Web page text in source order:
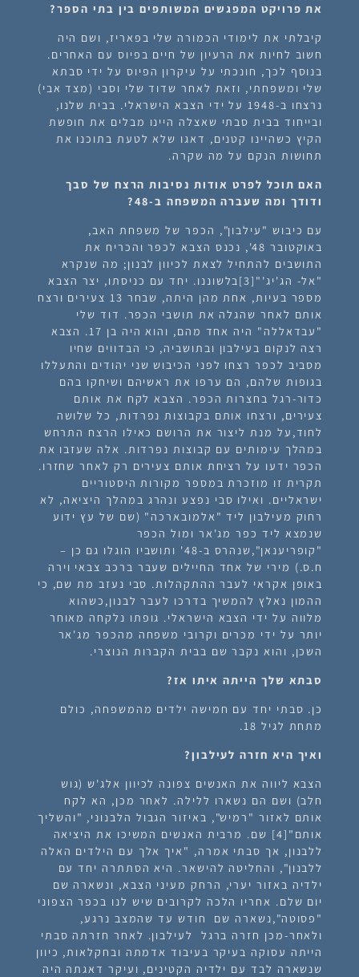
את פרויקט המפגשים המשותפים בין בתי הספר?
קיבלתי את לימודי הכמורה שלי בפאריז, ושם היה
חשוב לחיות את הרעיון של חיים בפיוס עם האחרים.
בנוסף לכך, חונכתי על עיקרון הפיוס על ידי סבתא
שלי ומשפחתי, וזאת לאחר שדוד שלי וסבי (מצד אבי)
נרצחו ב-1948 על ידי הצבא הישראלי. בבית שלנו,
ובייחוד בבית סבתי שאצלה היינו מבלים את חופשת
הקיץ כשהיינו קטנים, דאגו שלא לטעת בתוכנו את
תחושות הנקם על מה שקרה.
האם תוכל לפרט אודות נסיבות הרצח של סבך
ודודך ומה שעברה המשפחה ב-48?
עם כיבוש "עילבון", הכפר של משפחת האב,
באוקטובר 48', נכנס הצבא לכפר והכריח את
התושבים להתחיל לצאת לכיוון לבנון; מה שנקרא
"אל- הג'יג'"[3]בלשוננו. יחד עם כניסתו, יצר הצבא
מספר בעיות, אחת מהן היתה, שבחר 13 צעירים ורצח
אותם לאחר שהגלה את תושבי הכפר. דוד שלי
"עבדאללה" היה אחד מהם, והוא היה בן 17. הצבא
רצה לנקום בעילבון ובתושביה, כי הבדווים שחיו
מסביב לכפר רצחו לפני הכיבוש שני יהודים והתעללו
בגופות שלהם, הם ערפו את ראשיהם ושיחקו בהם
כדור-רגל בחצרות הכפר. הצבא לקח את אותם
צעירים, ורצחו אותם בקבוצות נפרדות, כל שלושה
לחוד,על מנת ליצור את הרושם כאילו הרצח התרחש
במהלך עימותים עם קבוצות נפרדות. אלה שעזבו את
הכפר ידעו על רציחת אותם צעירים רק לאחר שחזרו.
תקרית זו מוזכרת במספר מקורות היסטוריים
ישראליים. ואילו סבי נפצע ונהרג במהלך היציאה, לא
רחוק מעילבון ליד "אלמובארכה" (שם של עץ ידוע
שנמצא ליד כפר מג'אר ומול הכפר
"קופריענאן",שנהרס ב-48' ותושביו הוגלו גם כן –
ח.ס.) מירי של אחד החיילים שעבר ברכב צבאי וירה
באופן אקראי לעבר ההתקהלות. סבי נעזב מת שם, כי
ההמון נאלץ להמשיך בדרכו לעבר לבנון,כשהוא
מלווה על ידי הצבא הישראלי. גופתו נלקחה מאוחר
יותר על ידי מכרים וקרובי משפחה מהכפר מג'אר
השכן, והוא נקבר שם בבית הקברות הנוצרי.
סבתא שלך הייתה איתו אז?
כן. סבתי יחד עם חמישה ילדים מהמשפחה, כולם
מתחת לגיל 18.
ואיך היא חזרה לעילבון?
הצבא ליווה את האנשים צפונה לכיוון אלג'ש (גוש
חלב) ושם הם נשארו ללילה. לאחר מכן, הא לקח
אותם לאזור "רמיש", באיזור הגבול הלבנוני, "והשליך
אותם"[4] שם. מרבית האנשים המשיכו את היציאה
ללבנון, אך סבתי אמרה, "איך אלך עם הילדים האלה
ללבנון", והחליטה להישאר. היא הסתתרה יחד עם
ילדיה באזור יערי, הרחק מעיני הצבא, ונשארה שם
יום שלם. אחריו הלכה לקרובים שיש לנו בכפר הצפוני
"פסוטה",נשארה שם חודש עד שהמצב נרגע,
ולאחר-מכן חזרה ברגל לעילבון. לאחר חזרתה סבתי
הייתה עסוקה בעיקר בעיבוד אדמתה ובחקלאות, כיוון
שנשארה לבד עם ילדיה הקטינים, ועיקר דאגתה היה